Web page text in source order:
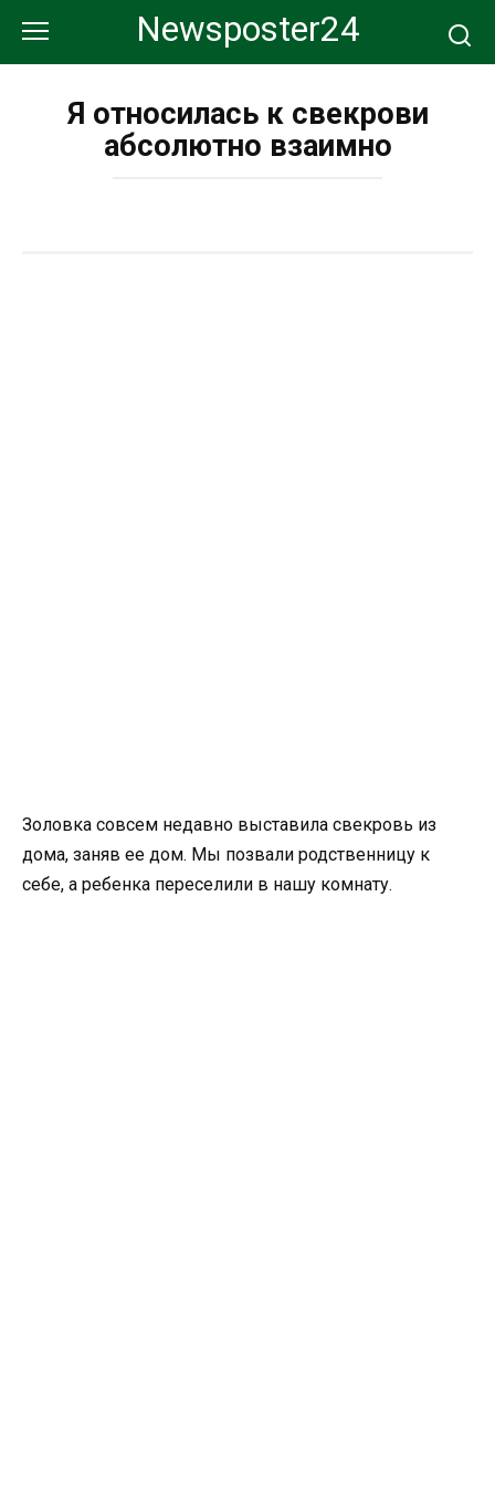
контенту
Newsposter24
Я относилась к свекрови
абсолютно взаимно
Золовка совсем недавно выставила свекровь из
дома, заняв ее дом. Мы позвали родственницу к
себе, а ребенка переселили в нашу комнату.